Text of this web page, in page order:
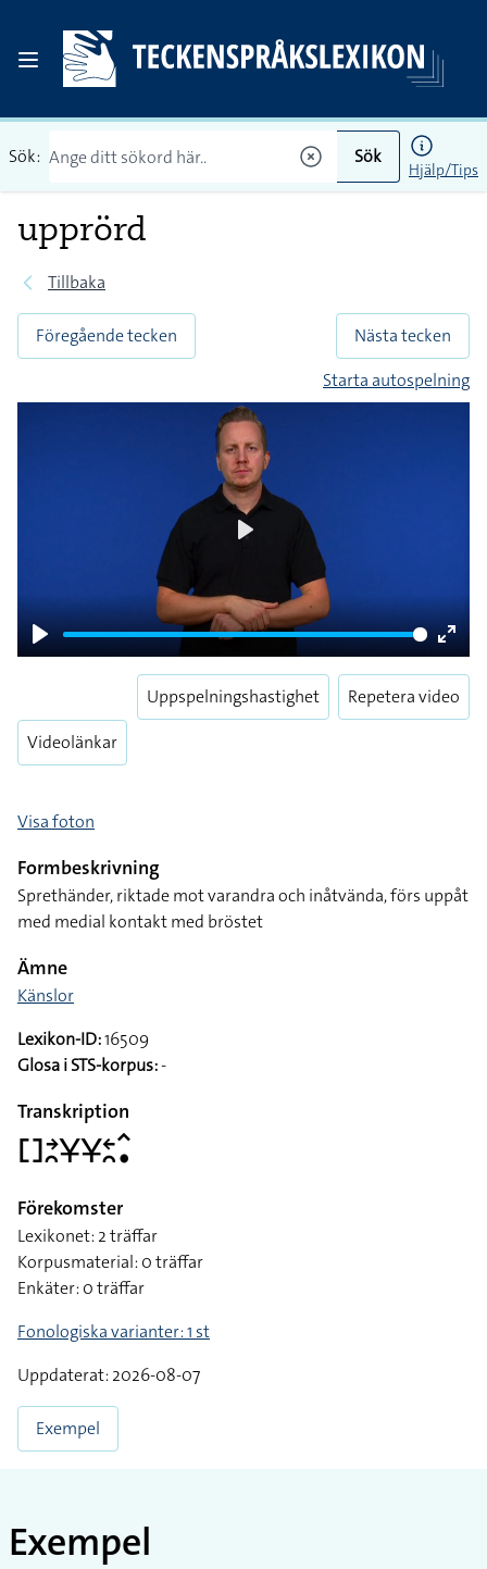
Sök: Sök
Hjälp/Tips
upprörd
Tillbaka
Föregående tecken
Nästa tecken
Starta autospelning
Play
Enter
Videolänkar
Uppspelningshastighet Repetera video
Visa foton
Formbeskrivning
Sprethänder, riktade mot varandra och inåtvända, förs uppåt
med medial kontakt med bröstet
Ämne
Känslor
Lexikon-ID:16509
Glosa i STS-korpus:-
Transkription
􌤓􌥔􌥘􌥃􌥃􌥓􌥘􌥦􌥡
Förekomster
Lexikonet: 2 träffar
Korpusmaterial: 0 träffar
Enkäter: 0 träffar
Fonologiska varianter: 1 st
Uppdaterat: 2026-08-07
Exempel
Exempel